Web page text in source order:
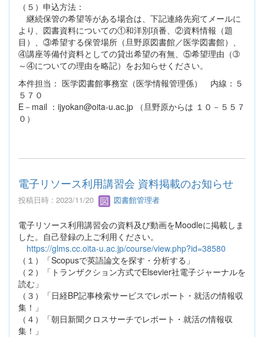
（５）申込方法：
継続保管の希望等がある場合は、下記連絡先宛てメールに
より、図書資料についての①和洋別項番、②資料情報（題
目）、③希望する保管場所（旦野原図書館／医学図書館）、
④講座等備付資料としての貸出希望の有無、⑤希望理由（➂
～④についての理由を略記）をお知らせください。
本件担当： 医学図書館事務室（医学情報管理係） 内線：５
５７０
E－mail ：ijyokan@oita-u.ac.jp （旦野原からは １０－５５７
０）
電子リソース利用講習会 資料掲載のお知らせ
投稿日時 : 2023/11/20 図書館管理者
電子リソース利用講習会の資料及び動画をMoodleに掲載しま
した。自己登録の上ご利用ください。
https://glms.cc.oita-u.ac.jp/course/view.php?id=38580
（１）「Scopusで英語論文を探す・分析する」
（２）「トランザクション方式でElsevier社電子ジャーナルを
読む」
（３）「日経BP記事検索サービスでレポート・就活の情報収
集！」
（４）「朝日新聞クロスサーチでレポート・就活の情報収
集！」